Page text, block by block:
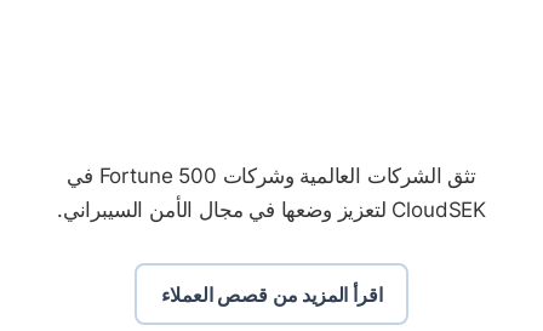
تثق الشركات العالمية وشركات Fortune 500 في
CloudSEK لتعزيز وضعها في مجال الأمن السيبراني.
اقرأ المزيد من قصص العملاء